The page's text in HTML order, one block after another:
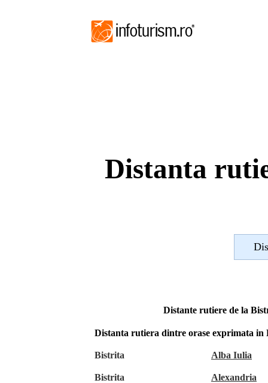
Distanta
Distante rutiere de la
Distanta rutiera dintre orase exprimata in
Bistrita Alba Iulia
Bistrita Alexandria